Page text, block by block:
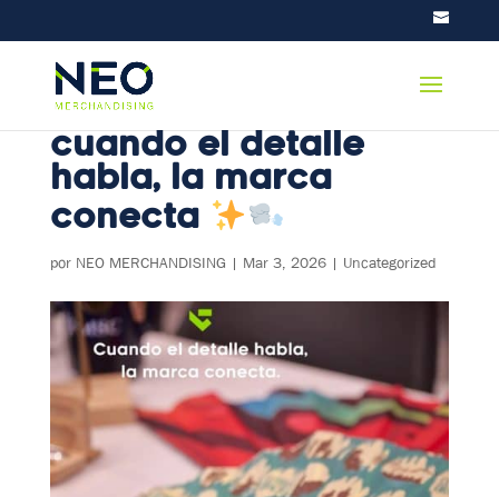
Abanicos
personalizados:
cuando el detalle
habla, la marca
conecta
por NEO MERCHANDISING | Mar 3, 2026| Uncategorized